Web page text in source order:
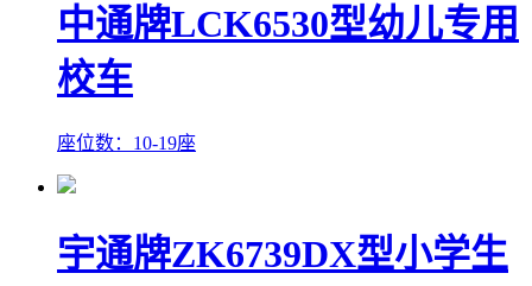
中通牌LCK6530型幼儿专用
校车
座位数：10-19座
宇通牌ZK6739DX型小学生